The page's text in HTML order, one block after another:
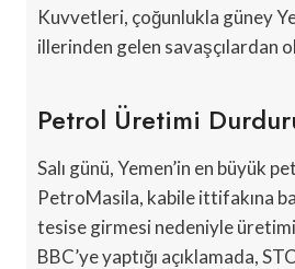
Kuvvetleri, çoğunlukla güney
illerinden gelen savaşçılardan
Petrol Üretimi
Salı günü, Yemen’in en büyük
PetroMasila, kabile ittifakına
tesise girmesi nedeniyle
BBC’ye yaptığı açıklamada,